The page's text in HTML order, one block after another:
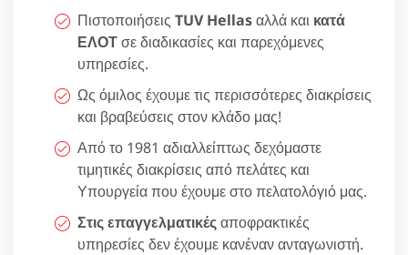
Πιστοποιήσεις TUV Hellasαλλά και κατά
ΕΛΟΤσε διαδικασίες και παρεχόμενες
υπηρεσίες.
Ως όμιλος έχουμε τις περισσότερες διακρίσεις
και βραβεύσεις στον κλάδο μας!
Από το 1981 αδιαλλείπτως δεχόμαστε
τιμητικές διακρίσεις από πελάτες και
Υπουργεία που έχουμε στο πελατολόγιό μας.
Στις επαγγελματικέςαποφρακτικές
υπηρεσίες δεν έχουμε κανέναν ανταγωνιστή.